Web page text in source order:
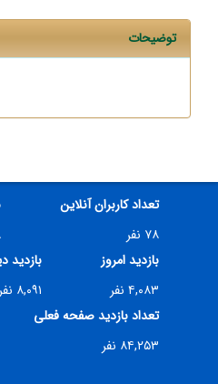
توضیحات
تعداد کاربران آنلاین
۷۸ نفر
بازدید امروز
۴,۰۸۳ نفر
بازدید
۸,۰۹۱ نفر
تعداد بازدید صفحه فعلی
۸۴,۲۵۳ نفر